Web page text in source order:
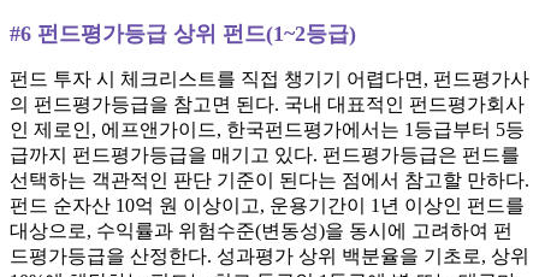
#6 펀드평가등급 상위 펀드(1~2등급)
펀드 투자 시 체크리스트를 직접 챙기기 어렵다면, 펀드평가사
의 펀드평가등급을 참고면 된다. 국내 대표적인 펀드평가회사
인 제로인, 에프앤가이드, 한국펀드평가에서는 1등급부터 5등
급까지 펀드평가등급을 매기고 있다. 펀드평가등급은 펀드를
선택하는 객관적인 판단 기준이 된다는 점에서 참고할 만하다.
펀드 순자산 10억 원 이상이고, 운용기간이 1년 이상인 펀드를
대상으로, 수익률과 위험수준(변동성)을 동시에 고려하여 펀
드평가등급을 산정한다. 성과평가 상위 백분율을 기초로, 상위